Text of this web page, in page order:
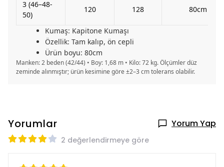
3 (46–48-
50)
120 128 80cm
Kumaş: Kapitone Kumaşı
Özellik: Tam kalıp, ön cepli
Ürün boyu: 80cm
Manken: 2 beden (42/44) • Boy: 1,68 m • Kilo: 72 kg. Ölçümler düz
zeminde alınmıştır; ürün kesimine göre ±2–3 cm tolerans olabilir.
Yorumlar Yorum Yap
2 değerlendirmeye göre